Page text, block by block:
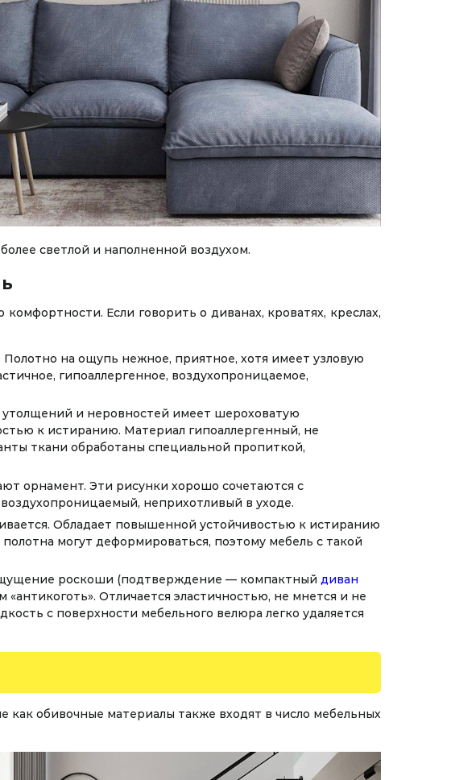
светлой и наполненной воздухом.
Если говорить о диванах, кроватях, креслах,
на ощупь нежное, приятное, хотя имеет узловую
гипоаллергенное, воздухопроницаемое,
и неровностей имеет шероховатую
к истиранию. Материал гипоаллергенный, не
ткани обработаны специальной пропиткой,
орнамент. Эти рисунки хорошо сочетаются с
неприхотливый в уходе.
Обладает повышенной устойчивостью к истиранию
могут деформироваться, поэтому мебель с такой
роскоши (подтверждение — компактный диван
Отличается эластичностью, не мнется и не
с поверхности мебельного велюра легко удаляется
обивочные материалы также входят в число мебельных